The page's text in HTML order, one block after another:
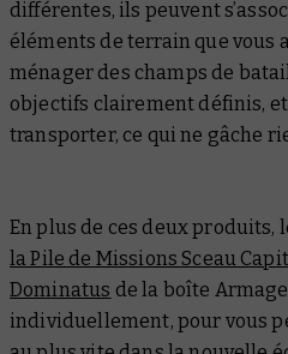
différentes, ils peuvent
éléments de terrain que vous
ménager des champs de
objectifs clairement définis,
transporter, ce qui ne gâche
En plus de ces deux produits,
la Pile de Missions Sceau
Dominatus de la boîte
individuellement, pour vous